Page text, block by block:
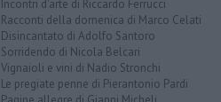
Incontri d'arte di Riccardo Ferrucci
Racconti della domenica di Marco Celati
Disincantato di Adolfo Santoro
Sorridendo di Nicola Belcari
Vignaioli e vini di Nadio Stronchi
Le pregiate penne di Pierantonio Pardi